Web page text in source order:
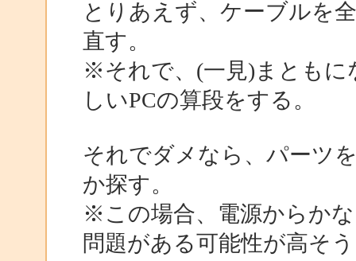
とりあえず、ケーブルを
直す。
※それで、(一見)まともに
しいPCの算段をする。
それでダメなら、パーツ
か探す。
※この場合、電源からか
問題がある可能性が高そ